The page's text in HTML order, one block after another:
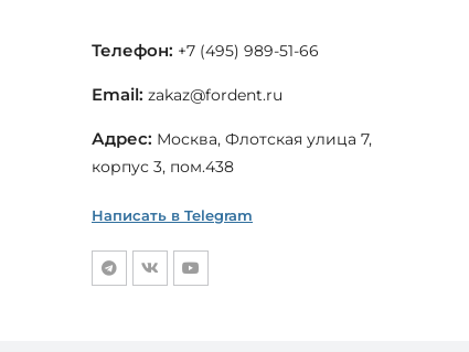
Телефон: +7 (495) 989-51-66
Email: zakaz@fordent.ru
Адрес: Москва, Флотская улица 7,
корпус 3, пом.438
Написать в Telegram